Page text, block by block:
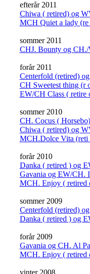
efterår 2011
Chiwa ( retired) og
MCH Quiet a lady (re
sommer 2011
CHJ. Bounty og CH./
forår 2011
Centerfold (retired)
CH Sweetest thing (r
EW/CH Class ( retire
sommer 2010
CH. Cocus (
Chiwa ( retired) og
MCH.Dolce Vita
forår 2010
Danka ( retired ) og
Gavania og EW/CH.
MCH. Enjoy ( retired
sommer 2009
Centerfold (retired)
Danka ( retired ) og
forår 2009
Gavania og CH. Al
MCH. Enjoy ( retired
vinter 2008